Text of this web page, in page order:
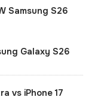
Samsung S26
Galaxy S26
vs iPhone 17